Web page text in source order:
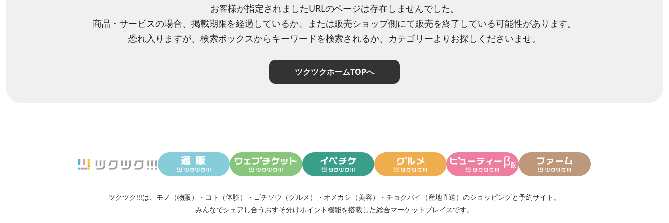
お客様が指定されましたURLのページは存在しませんでした。
商品・サービスの場合、掲載期限を経過しているか、または販売ショップ側にて販売を終了している可能性があります。
恐れ入りますが、検索ボックスからキーワードを検索されるか、カテゴリーよりお探しくださいませ。
ツクツクホームTOPへ
ツクツク!!!は、 モノ（物販） ・ コト（体験） ・ ゴチソウ（グルメ） ・ オメカシ（美容） ・ チョクバイ（産地直送） のショッピングと予約サイト。
みんなでシェアし合う おすそ分けポイント機能を搭載した総合マーケットプレイスです。